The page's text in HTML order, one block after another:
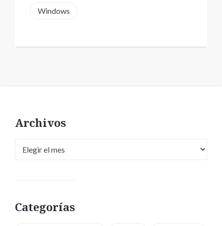
Windows
Archivos
Categorías